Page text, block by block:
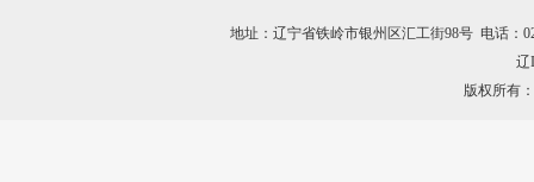
地址：辽宁省铁岭市银州区汇工街98号 电话：
辽
版权所有